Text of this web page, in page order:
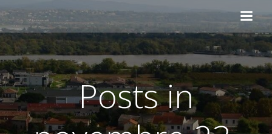
contenu
Posts in